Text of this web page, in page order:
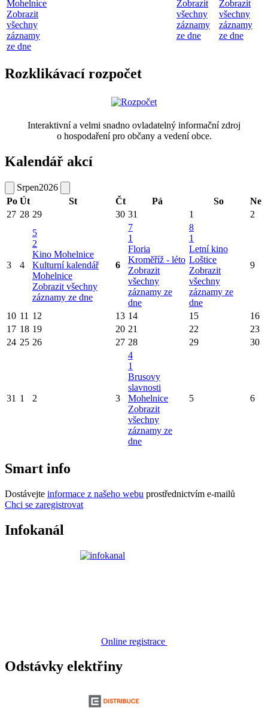
Mohelnice
Zobrazit
všechny
záznamy
ze dne
Zobrazit
všechny
záznamy
ze dne
Zobrazit
všechny
záznamy
ze dne
Rozklikávací rozpočet
Interaktivní a velmi snadno ovladatelný informační zdroj
o hospodaření pro občany a vedení obce.
Kalendář akcí
Srpen2026
Po Út St Čt Pá So
Ne
27 28 29 30 31 1 2
3 4
5
2
Kino Mohelnice
Kulturní kalendář
Mohelnice
Zobrazit všechny
záznamy ze dne
6
7
1
Floria
Kroměříž - léto
Zobrazit
všechny
záznamy ze
dne
8
1
Letní kino
Loštice
Zobrazit
všechny
záznamy ze
dne
9
10 11 12 13 14 15
16
17 18 19 20 21 22
23
24 25 26 27 28 29 30
31 1 2 3
4
1
Brusovy
slavnosti
Mohelnice
Zobrazit
všechny
záznamy ze
dne
5 6
Smart info
Dostávejte informace z našeho webu prostřednictvím e-mailů
Chci se zaregistrovat
Infokanál
Online registrace
Odstávky elektřiny